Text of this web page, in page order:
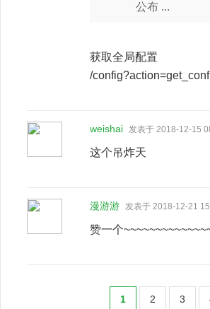
公布 ...
获取全局配置
/
weishai 发表于 2018-12-15
这个吊炸天
漫游游 发表于 2018-12-21
赞一个
1 2 3